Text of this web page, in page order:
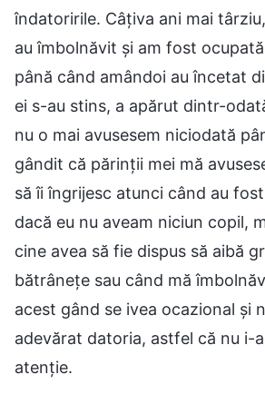
îndatoririle. Câțiva ani mai
au îmbolnăvit și am fost
până când amândoi au încetat
ei s-au stins, a apărut dintr-
nu o mai avusesem niciodată
gândit că părinții mei mă
să îi îngrijesc atunci când au
dacă eu nu aveam niciun copil,
cine avea să fie dispus să aibă
bătrânețe sau când mă
acest gând se ivea ocazional și
adevărat datoria, astfel că nu i-
atenție.